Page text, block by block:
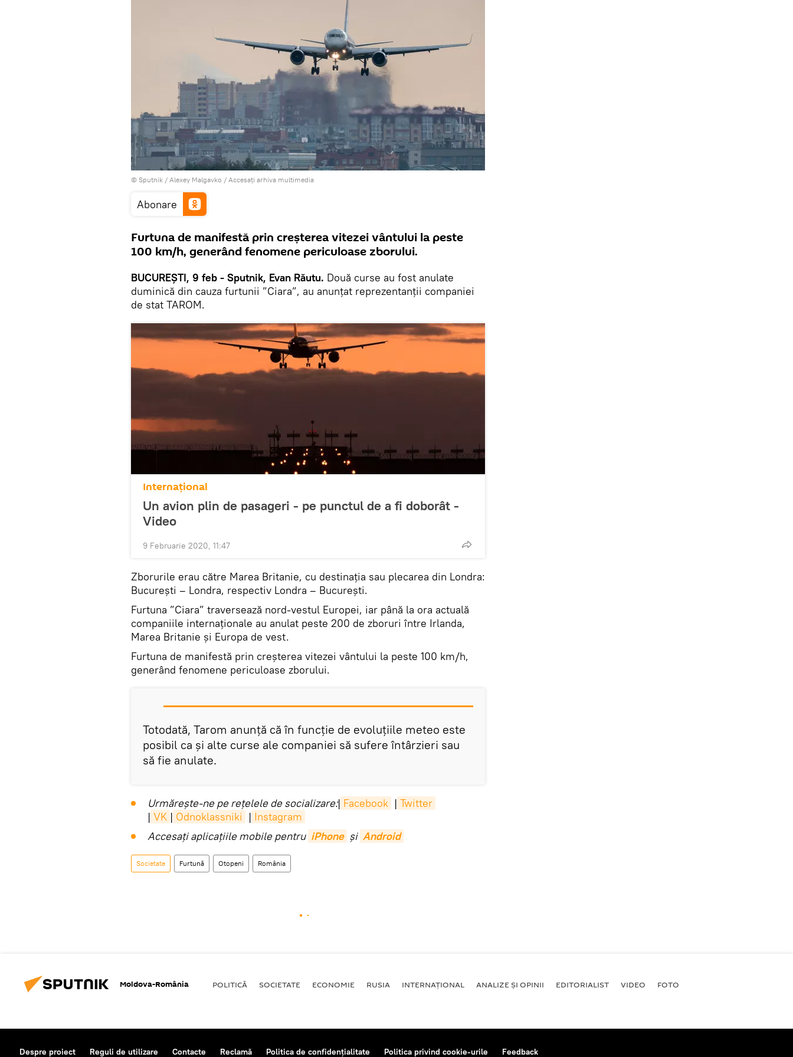
© Sputnik / Alexey Malgavko / Accesați arhiva multimedia
Abonare
Furtuna de manifestă prin creșterea vitezei vântului la peste
100 km/h, generând fenomene periculoase zborului.
BUCUREȘTI, 9 feb - Sputnik, Evan Răutu. Două curse au fost anulate
duminică din cauza furtunii ”Ciara”, au anunțat reprezentanții companiei
de stat TAROM.
Internaţional
Un avion plin de pasageri - pe punctul de a fi doborât -
Video
9 Februarie 2020, 11:47
Zborurile erau către Marea Britanie, cu destinația sau plecarea din Londra:
București – Londra, respectiv Londra – București.
Furtuna ”Ciara” traversează nord-vestul Europei, iar până la ora actuală
companiile internaționale au anulat peste 200 de zboruri între Irlanda,
Marea Britanie și Europa de vest.
Furtuna de manifestă prin creșterea vitezei vântului la peste 100 km/h,
generând fenomene periculoase zborului.
Totodată, Tarom anunță că în funcție de evoluțiile meteo este
posibil ca și alte curse ale companiei să sufere întârzieri sau
să fie anulate.
Urmărește-ne pe rețelele de socializare:| Facebook | Twitter
| VK | Odnoklassniki | Instagram
Accesaţi aplicaţiile mobile pentru iPhone și Android
Societate Furtună Otopeni România
Moldova-România POLITICĂ SOCIETATE ECONOMIE RUSIA INTERNAŢIONAL ANALIZE ȘI OPINII EDITORIALIST VIDEO FOTO
Despre proiect Reguli de utilizare Contacte Reclamă Politica de confidențialitate Politica privind cookie-urile Feedback